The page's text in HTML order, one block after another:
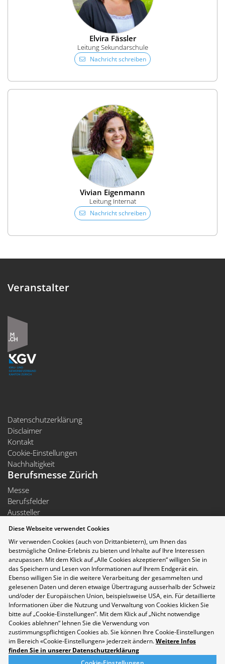
Elvira Fässler
Leitung Sekundarschule
Nachricht schreiben
Vivian Eigenmann
Leitung Internat
Nachricht schreiben
Veranstalter
Datenschutzerklärung
Disclaimer
Kontakt
Cookie-Einstellungen
Nachhaltigkeit
Berufsmesse Zürich
Messe
Berufsfelder
Aussteller
Medienmitteilungen
Für Aussteller
Auf- und Abbauzeiten
Die Räumlichkeiten der Messe Zürich sind rollstuhlgängig.
Folgen Sie uns auf Social Media
Diese Webseite verwendet Cookies
Wir verwenden Cookies (auch von Drittanbietern), um Ihnen das
bestmögliche Online-Erlebnis zu bieten und Inhalte auf Ihre Interessen
anzupassen. Mit dem Klick auf „Alle Cookies akzeptieren“ willigen Sie in
das Speichern und Lesen von Informationen auf Ihrem Endgerät ein.
Ebenso willigen Sie in die weitere Verarbeitung der gesammelten und
gelesenen Daten und deren etwaige Übertragung ausserhalb der Schweiz
und/oder der Europäischen Union, beispielsweise USA, ein. Für detaillierte
Informationen über die Nutzung und Verwaltung von Cookies klicken Sie
bitte auf „Cookie-Einstellungen“. Mit dem Klick auf „Nicht notwendige
Cookies ablehnen“ lehnen Sie die Verwendung von
zustimmungspflichtigen Cookies ab. Sie können Ihre Cookie-Einstellungen
im Bereich «Cookie-Einstellungen» jederzeit ändern.Weitere Infos
finden Sie in unserer Datenschutzerklärung